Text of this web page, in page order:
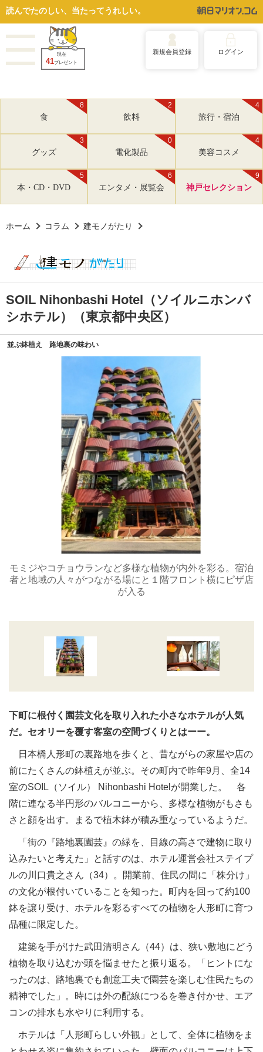
読んでたのしい、当たってうれしい。
現在
41プレゼント
新規会員登録 ログイン
8
食
2
飲料
4
旅行・宿泊
3
グッズ
0
電化製品
4
美容コスメ
5
本・CD・DVD
6
エンタメ・展覧会
9
神戸セレクション
ホーム コラム 建モノがたり
SOIL Nihonbashi Hotel（ソイルニホンバ
シホテル）（東京都中央区）
並ぶ鉢植え 路地裏の味わい
モミジやコチョウランなど多様な植物が内外を彩る。宿泊
者と地域の人々がつながる場にと１階フロント横にピザ店
が入る
下町に根付く園芸文化を取り入れた小さなホテルが人気
だ。セオリーを覆す客室の空間づくりとはーー。
日本橋人形町の裏路地を歩くと、昔ながらの家屋や店の
前にたくさんの鉢植えが並ぶ。その町内で昨年9月、全14
室のSOIL（ソイル） Nihonbashi Hotelが開業した。 各
階に連なる半円形のバルコニーから、多様な植物がもさも
さと顔を出す。まるで植木鉢が積み重なっているようだ。
「街の『路地裏園芸』の緑を、目線の高さで建物に取り
込みたいと考えた」と話すのは、ホテル運営会社ステイプ
ルの川口貴之さん（34）。開業前、住民の間に「株分け」
の文化が根付いていることを知った。町内を回って約100
鉢を譲り受け、ホテルを彩るすべての植物を人形町に育つ
品種に限定した。
建築を手がけた武田清明さん（44）は、狭い敷地にどう
植物を取り込むか頭を悩ませたと振り返る。「ヒントにな
ったのは、路地裏でも創意工夫で園芸を楽しむ住民たちの
精神でした」。時には外の配線につるを巻き付かせ、エア
コンの排水も水やりに利用する。
ホテルは「人形町らしい外観」として、全体に植物をま